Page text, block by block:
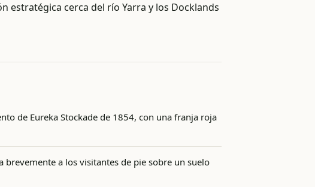
estratégica cerca del río Yarra y los Docklands
de Eureka Stockade de 1854, con una franja roja
brevemente a los visitantes de pie sobre un suelo